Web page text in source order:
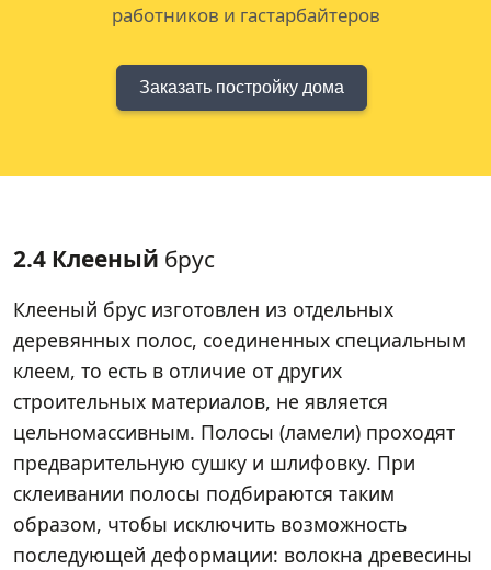
работников и гастарбайтеров
Заказать постройку дома
2.4 Клееный брус
Клееный брус изготовлен из отдельных
деревянных полос, соединенных специальным
клеем, то есть в отличие от других
строительных материалов, не является
цельномассивным. Полосы (ламели) проходят
предварительную сушку и шлифовку. При
склеивании полосы подбираются таким
образом, чтобы исключить возможность
последующей деформации: волокна древесины